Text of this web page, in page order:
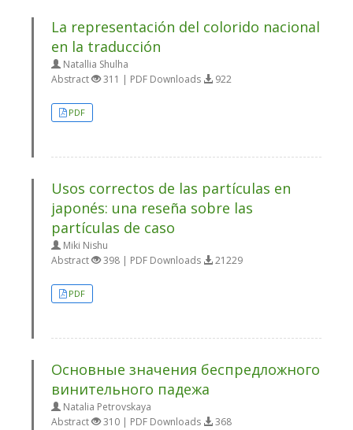
La representación del colorido nacional
en la traducción
Natallia Shulha
Abstract
311 | PDF Downloads 922
PDF
Usos correctos de las partículas en
japonés: una reseña sobre las
partículas de caso
Miki Nishu
Abstract
398 | PDF Downloads 21229
PDF
Основные значения беспредложного
винительного падежа
Natalia Petrovskaya
Abstract
310 | PDF Downloads 368